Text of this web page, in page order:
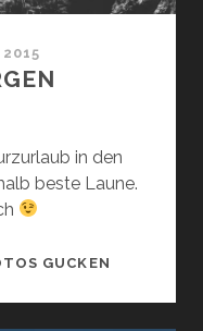
2015
in den
beste Laune.
GUCKEN